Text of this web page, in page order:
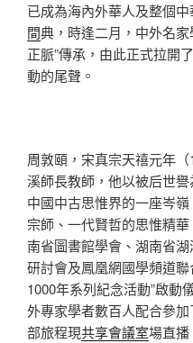
已成為海內外華人及整個
間典，時逢二月，中外名
正脈”傳承，由此正式拉開
動的尾聲。
周敦頤，宋真宗天禧元年
溪師長教師，他以被后世
中國中古思惟界的一座岑
宗師、一代賢哲的思惟精
南省圖書館學會、湖南省
研討會及鳳凰網國學頻道
1000年系列紀念活動”啟動
外專家學者數百人配合參
部旅程現共享會議室場直